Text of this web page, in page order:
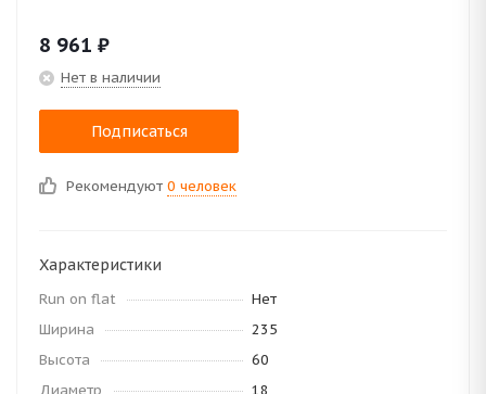
8 961 ₽
Нет в наличии
Подписаться
Рекомендуют 0 человек
Характеристики
Run on flat
Нет
Ширина
235
Высота
60
Диаметр
18